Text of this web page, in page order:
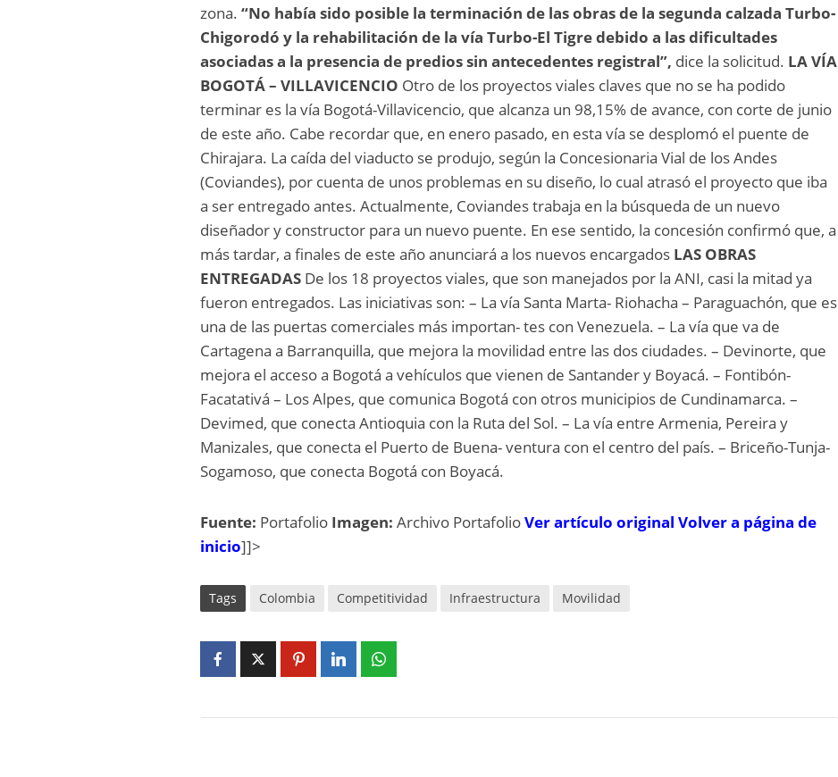
zona.“No había sido posible la terminación de las obras de la segunda calzada Turbo-
Chigorodó y la rehabilitación de la vía Turbo-El Tigre debido a las dificultades
asociadas a la presencia de predios sin antecedentes registral”, dice la solicitud. LA VÍA
BOGOTÁ – VILLAVICENCIO Otro de los proyectos viales claves que no se ha podido
terminar es la vía Bogotá-Villavicencio, que alcanza un 98,15% de avance, con corte de junio
de este año. Cabe recordar que, en enero pasado, en esta vía se desplomó el puente de
Chirajara. La caída del viaducto se produjo, según la Concesionaria Vial de los Andes
(Coviandes), por cuenta de unos problemas en su diseño, lo cual atrasó el proyecto que iba
a ser entregado antes. Actualmente, Coviandes trabaja en la búsqueda de un nuevo
diseñador y constructor para un nuevo puente. En ese sentido, la concesión confirmó que, a
más tardar, a finales de este año anunciará a los nuevos encargados LAS OBRAS
ENTREGADAS De los 18 proyectos viales, que son manejados por la ANI, casi la mitad ya
fueron entregados. Las iniciativas son: – La vía Santa Marta- Riohacha – Paraguachón, que es
una de las puertas comerciales más importan- tes con Venezuela. – La vía que va de
Cartagena a Barranquilla, que mejora la movilidad entre las dos ciudades. – Devinorte, que
mejora el acceso a Bogotá a vehículos que vienen de Santander y Boyacá. – Fontibón-
Facatativá – Los Alpes, que comunica Bogotá con otros municipios de Cundinamarca. –
Devimed, que conecta Antioquia con la Ruta del Sol. – La vía entre Armenia, Pereira y
Manizales, que conecta el Puerto de Buena- ventura con el centro del país. – Briceño-Tunja-
Sogamoso, que conecta Bogotá con Boyacá.
Fuente: Portafolio Imagen:Archivo PortafolioVer artículo original Volver a página de
inicio]]>
Tags Colombia Competitividad Infraestructura Movilidad